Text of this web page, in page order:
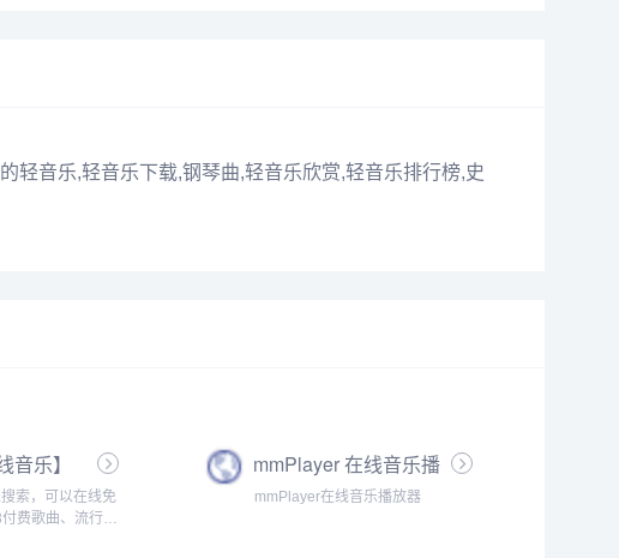
轻音乐,轻音乐下载,钢琴曲,轻音乐欣赏,轻音乐排行榜,史
音乐】
索，可以在线免
费歌曲、流行音
mmPlayer 在线音乐播
放器
mmPlayer在线音乐播放器